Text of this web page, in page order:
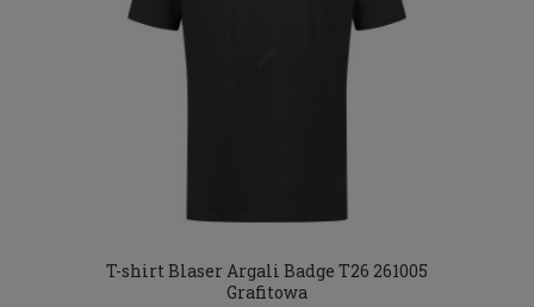
T-shirt Blaser Argali Badge T26 261005
Grafitowa